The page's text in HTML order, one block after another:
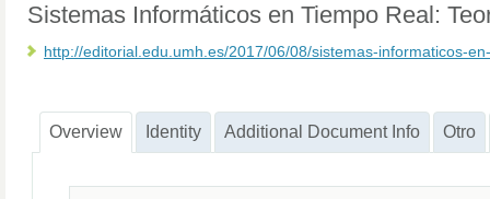
Sistemas Informáticos en Tiempo Real:
http://editorial.edu.umh.es/2017/06/08/sistemas-informaticos-
Overview Identity Additional Document Info Otro